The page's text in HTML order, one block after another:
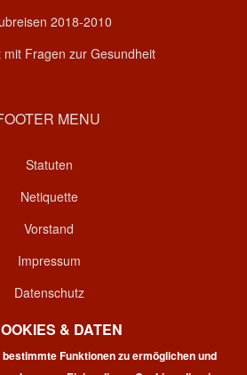
2018-2010
mit Fragen zur Gesundheit
MENU
Statuten
Netiquette
Vorstand
Impressum
Datenschutz
Kontakt
Login
& DATEN
Funktionen zu ermöglichen und